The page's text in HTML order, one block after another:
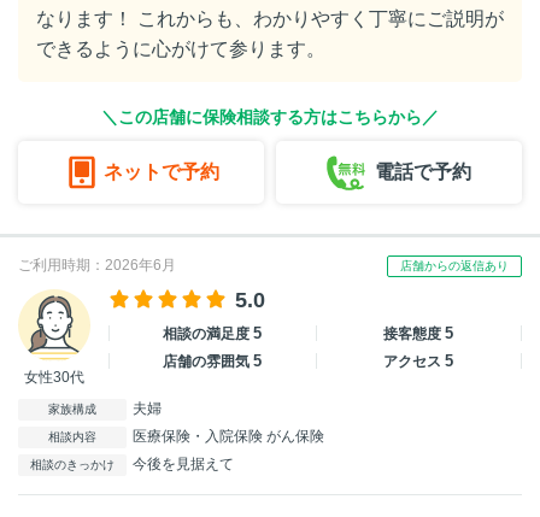
なります！ これからも、わかりやすく丁寧にご説明が
できるように心がけて参ります。
＼この店舗に保険相談する方はこちらから／
ネットで予約 電話で予約
ご利用時期：2026年6月 店舗からの返信あり
女性30代
5.0
相談の満足度5 接客態度5
店舗の雰囲気5 アクセス5
家族構成 夫婦
相談内容 医療保険・入院保険 がん保険
相談のきっかけ 今後を見据えて